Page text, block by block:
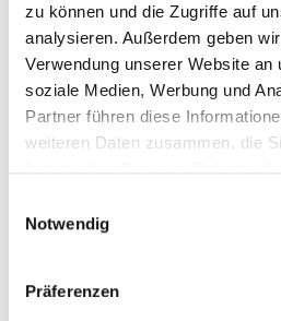
zu können und die Zugriffe auf
analysieren. Außerdem geben
Verwendung unserer Website an
soziale Medien, Werbung und
Partner führen diese
weiteren Daten zusammen, die
Notwendig
Präferenzen
für Industrie &